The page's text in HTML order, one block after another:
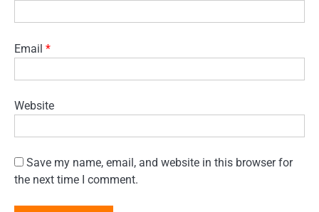
Email *
Website
Save my name, email, and website in this browser for
the next time I comment.